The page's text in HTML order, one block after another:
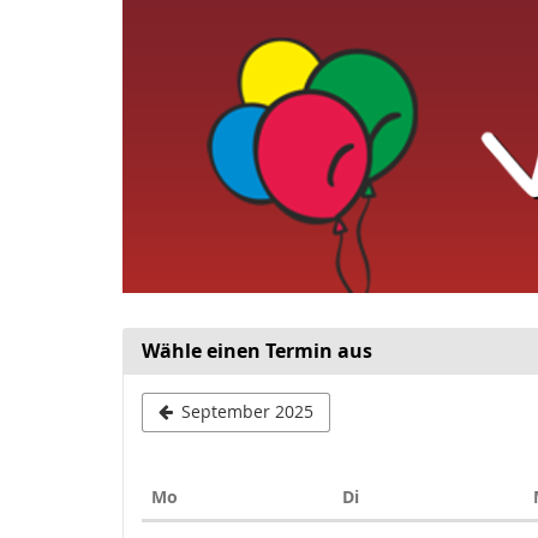
Veltinchen
Indoorspielplatz
Wähle einen Termin aus
September 2025
Mo DiDienstag